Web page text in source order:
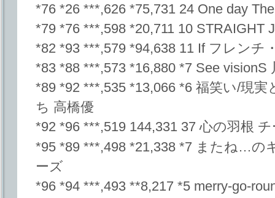
*76 *26 ***,626 *75,731 24 One day
*79 *76 ***,598 *20,711 10 STRAIGHT
*82 *93 ***,579 *94,638 11 If フレンチ
*83 *88 ***,573 *16,880 *7 See visionS
*89 *92 ***,535 *13,066 *6 福笑い/現
ち 高橋優
*92 *96 ***,519 144,331 37 心の羽根
*95 *89 ***,498 *21,338 *7 またね…の
ーズ
*96 *94 ***,493 **8,217 *5 merry-go-